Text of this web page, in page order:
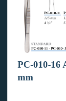
PC-010-16
mm